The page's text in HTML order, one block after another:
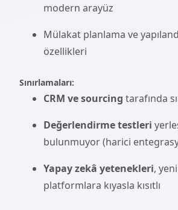
modern arayüz
Mülakat planlama ve
özellikleri
Sınırlamaları:
CRM ve sourcing tarafında
Değerlendirme testleri
bulunmuyor (harici
Yapay zekâ yetenekleri,
platformlara kıyasla kısıtlı